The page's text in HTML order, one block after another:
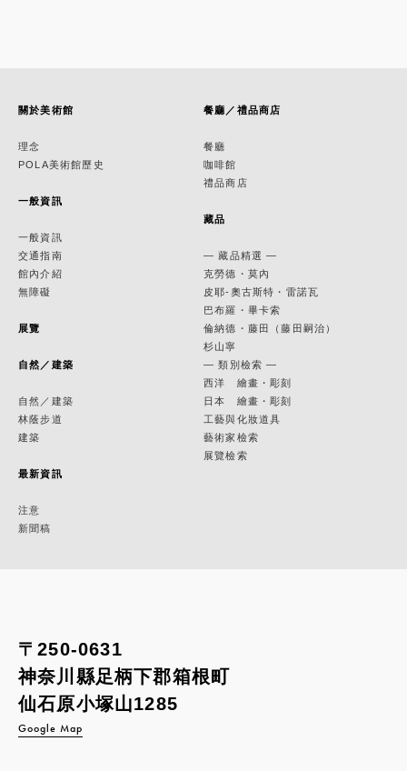
關於美術館
理念
POLA美術館歷史
一般資訊
一般資訊
交通指南
館內介紹
無障礙
展覽
自然／建築
自然／建築
林蔭步道
建築
最新資訊
注意
新聞稿
餐廳／禮品商店
餐廳
咖啡館
禮品商店
藏品
— 藏品精選 —
克勞德・莫內
皮耶-奧古斯特・雷諾瓦
巴布羅・畢卡索
倫納德・藤田（藤田嗣治）
杉山寧
— 類別檢索 —
西洋 繪畫・彫刻
日本 繪畫・彫刻
工藝與化妝道具
藝術家檢索
展覽檢索
〒250-0631
神奈川縣足柄下郡箱根町
仙石原小塚山1285
Google Map